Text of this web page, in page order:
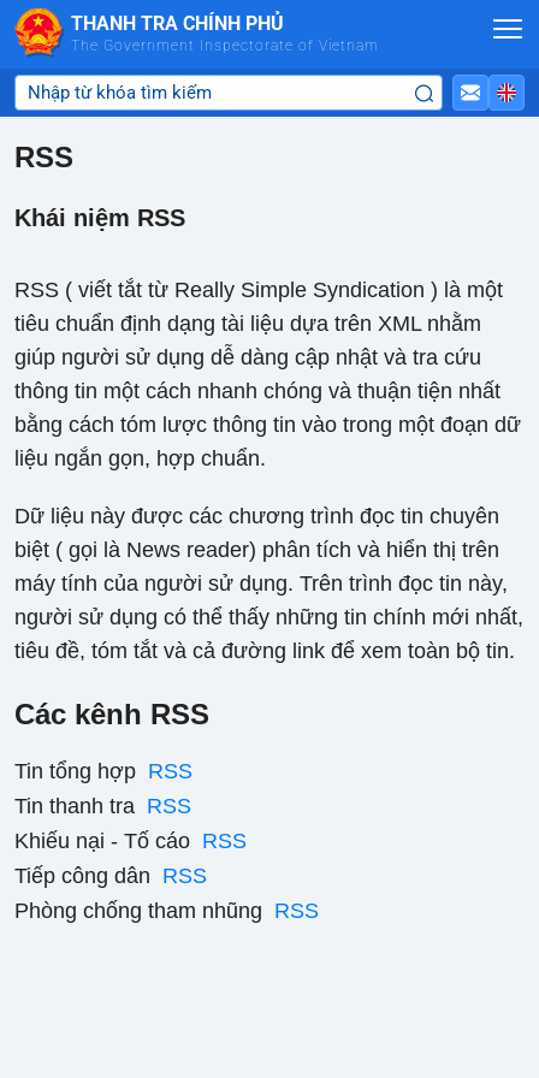
Skip to Main Content
THANH TRA CHÍNH PHỦ
The Government Inspectorate of Vietnam
RSS
Khái niệm RSS
RSS ( viết tắt từ Really Simple Syndication ) là một
tiêu chuẩn định dạng tài liệu dựa trên XML nhằm
giúp người sử dụng dễ dàng cập nhật và tra cứu
thông tin một cách nhanh chóng và thuận tiện nhất
bằng cách tóm lược thông tin vào trong một đoạn dữ
liệu ngắn gọn, hợp chuẩn.
Dữ liệu này được các chương trình đọc tin chuyên
biệt ( gọi là News reader) phân tích và hiển thị trên
máy tính của người sử dụng. Trên trình đọc tin này,
người sử dụng có thể thấy những tin chính mới nhất,
tiêu đề, tóm tắt và cả đường link để xem toàn bộ tin.
Các kênh RSS
Tin tổng hợp RSS
Tin thanh tra RSS
Khiếu nại - Tố cáo RSS
Tiếp công dân RSS
Phòng chống tham nhũng RSS